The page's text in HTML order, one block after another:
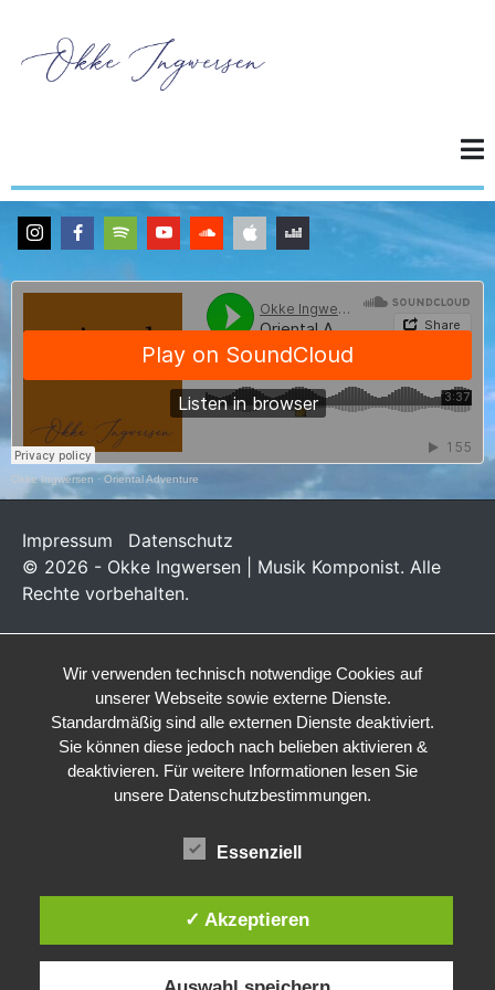
Okke Ingwersen · Oriental Adventure
Impressum
Datenschutz
© 2026 - Okke Ingwersen | Musik Komponist. Alle
Rechte vorbehalten.
Wir verwenden technisch notwendige Cookies auf
unserer Webseite sowie externe Dienste.
Standardmäßig sind alle externen Dienste deaktiviert.
Sie können diese jedoch nach belieben aktivieren &
deaktivieren. Für weitere Informationen lesen Sie
unsere Datenschutzbestimmungen.
Essenziell
✓ Akzeptieren